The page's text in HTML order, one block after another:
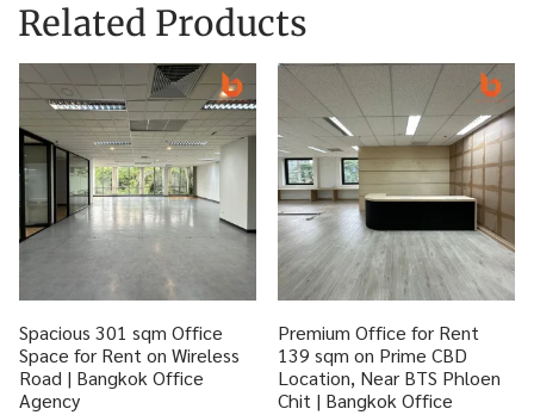
Related Products
Spacious 301 sqm Office
Space for Rent on Wireless
Road | Bangkok Office
Agency
Premium Office for Rent
139 sqm on Prime CBD
Location, Near BTS Phloen
Chit | Bangkok Office